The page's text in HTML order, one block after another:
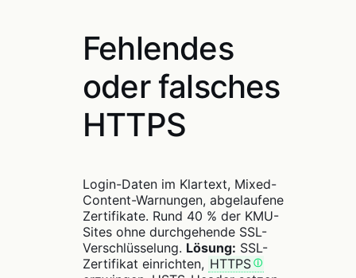
Fehlendes
oder falsches
HTTPS
Login-Daten im Klartext, Mixed-
Content-Warnungen, abgelaufene
Zertifikate. Rund 40 % der KMU-
Sites ohne durchgehende SSL-
Verschlüsselung. Lösung: SSL-
Zertifikat einrichten, HTTPS